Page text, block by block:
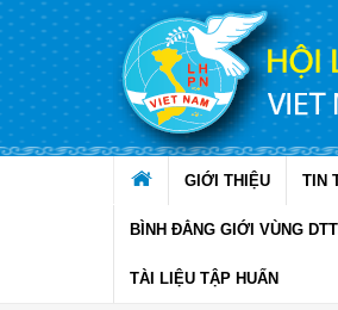
Truy cập nội dung luôn
GIỚI THIỆU TIN
BÌNH ĐẲNG GIỚI VÙNG
TÀI LIỆU TẬP HUẤN